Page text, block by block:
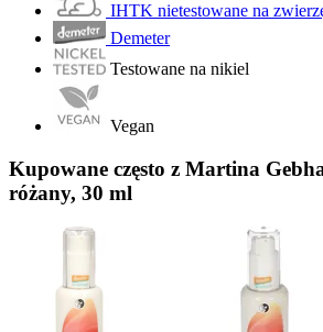
IHTK nietestowane na
Demeter
Testowane na nikiel
Vegan
Kupowane często z Martina
różany, 30 ml